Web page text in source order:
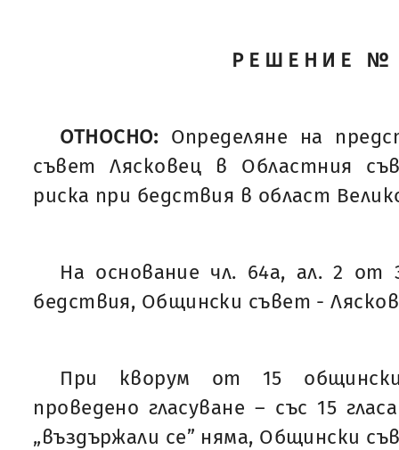
РЕШЕНИЕ №
ОТНОСНО: Определяне на
съвет Лясковец в Областния
риска при бедствия в област
На основание чл. 64а, ал. 2 от
бедствия, Общински съвет -
При кворум от 15
проведено гласуване – със 15
„въздържали се” няма, Общински